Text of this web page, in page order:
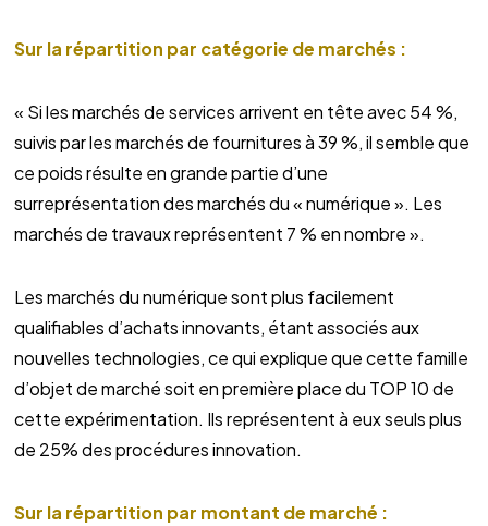
Sur la répartition par catégorie de marchés :
« Si les marchés de services arrivent en tête avec 54 %,
suivis par les marchés de fournitures à 39 %, il semble que
ce poids résulte en grande partie d’une
surreprésentation des marchés du « numérique ». Les
marchés de travaux représentent 7 % en nombre ».
Les marchés du numérique sont plus facilement
qualifiables d’achats innovants, étant associés aux
nouvelles technologies, ce qui explique que cette famille
d’objet de marché soit en première place du TOP 10 de
cette expérimentation. Ils représentent à eux seuls plus
de 25% des procédures innovation.
Sur la répartition par montant de marché :